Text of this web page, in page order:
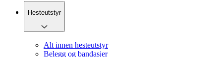
Hesteutstyr
Alt innen hesteutstyr
Belegg og bandasjer